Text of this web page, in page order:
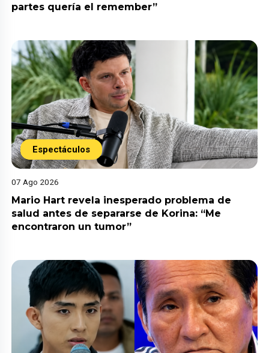
partes quería el remember”
Espectáculos
07 Ago 2026
Mario Hart revela inesperado problema de
salud antes de separarse de Korina: “Me
encontraron un tumor”